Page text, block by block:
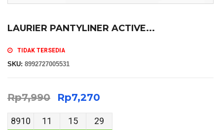
LAURIER PANTYLINER ACTIVE...
TIDAK TERSEDIA
SKU: 8992727005531
Rp7,990 Rp7,270
8910 11 15 29